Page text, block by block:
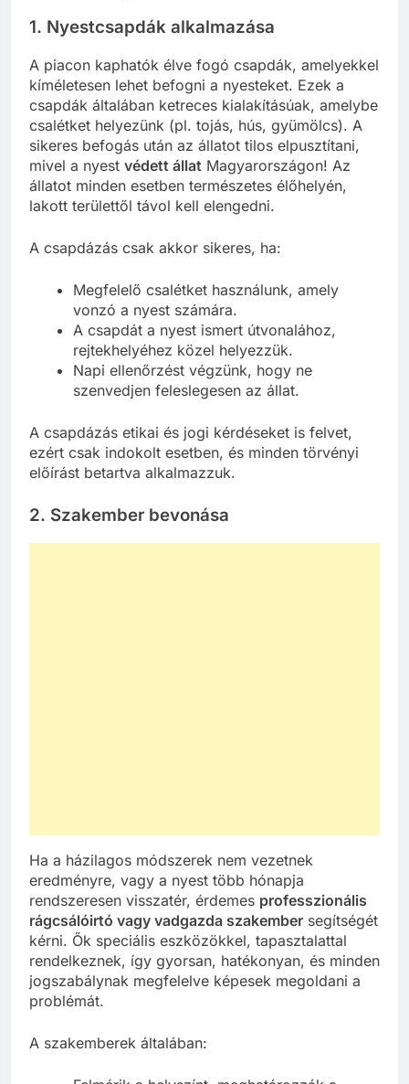
1. Nyestcsapdák alkalmazása
A piacon kaphatók élve fogó csapdák, amelyekkel
kíméletesen lehet befogni a nyesteket. Ezek a
csapdák általában ketreces kialakításúak, amelybe
csalétket helyezünk (pl. tojás, hús, gyümölcs). A
sikeres befogás után az állatot tilos elpusztítani,
mivel a nyest védett állat Magyarországon! Az
állatot minden esetben természetes élőhelyén,
lakott területtől távol kell elengedni.
A csapdázás csak akkor sikeres, ha:
Megfelelő csalétket használunk, amely
vonzó a nyest számára.
A csapdát a nyest ismert útvonalához,
rejtekhelyéhez közel helyezzük.
Napi ellenőrzést végzünk, hogy ne
szenvedjen feleslegesen az állat.
A csapdázás etikai és jogi kérdéseket is felvet,
ezért csak indokolt esetben, és minden törvényi
előírást betartva alkalmazzuk.
2. Szakember bevonása
Ha a házilagos módszerek nem vezetnek
eredményre, vagy a nyest több hónapja
rendszeresen visszatér, érdemes professzionális
rágcsálóirtó vagy vadgazda szakember segítségét
kérni. Ők speciális eszközökkel, tapasztalattal
rendelkeznek, így gyorsan, hatékonyan, és minden
jogszabálynak megfelelve képesek megoldani a
problémát.
A szakemberek általában: